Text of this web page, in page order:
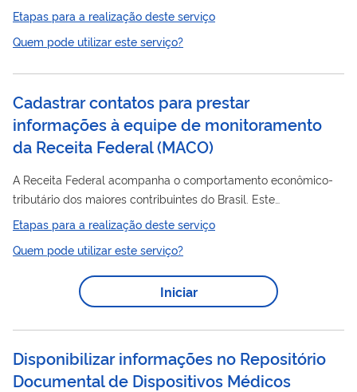
médias e curtas da América Latina. É esta complexa instalação
da EBC que garante ao governo brasileiro a possibilidade de
levarinformaçõese serviços às áreas mais remotas do
interior do Brasil, além de alcançar os cinco continentes. Em
como infraestrutura crítica de radiodifusão em situações de
desastre, catástrofes...
Etapas para a realização deste serviço
Quem pode utilizar este serviço?
Cadastrar contatos para prestar
informações à equipe de monitoramento
da Receita Federal(MACO)
A Receita Federal acompanha o comportamento econômico-
tributário dos maiores contribuintes do Brasil. Este
acompanhamento se dá pelo monitoramento da arrecadação
de tributos (impostos, taxas e contribuições), análise dos
setores e grupos econômicos, e tratamento prioritário das
situações encontradas. Este serviço permite que o contribuinte
sob este acompanhamento cadastre pessoas de contato para
diferenciado da Receita Federal.
Etapas para a realização deste serviço
Quem pode utilizar este serviço?
Iniciar
Disponibilizar informações no Repositório
Documental de Dispositivos Médicos